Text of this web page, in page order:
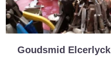
Goudsmid Elcerlyck